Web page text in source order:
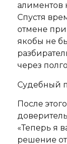
алиментов
Спустя
отмене
якобы не
через
Судебный
После
«Теперь я
решение